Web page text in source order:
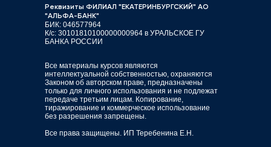
Все материалы курсов являются
интеллектуальной собственностью, охраняются
Законом об авторском праве, предназначены
только для личного использования и не подлежат
передаче третьим лицам. Копирование,
тиражирование и коммерческое использование
без разрешения запрещены.
Все права защищены. ИП Теребенина Е.Н.
Реквизиты ФИЛИАЛ "ЕКАТЕРИНБУРГСКИЙ" АО
"АЛЬФА-БАНК"
БИК: 046577964
К/с: 30101810100000000964 в УРАЛЬСКОЕ ГУ
БАНКА РОССИИ